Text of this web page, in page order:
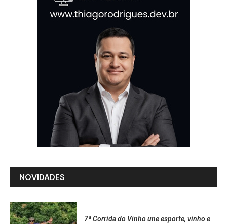
NOVIDADES
7ª Corrida do Vinho une esporte, vinho e